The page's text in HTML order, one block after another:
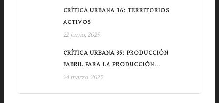
CRÍTICA URBANA 36: TERRITORIOS
ACTIVOS
22 junio, 2025
CRÍTICA URBANA 35: PRODUCCIÓN
FABRIL PARA LA PRODUCCIÓN...
24 marzo, 2025